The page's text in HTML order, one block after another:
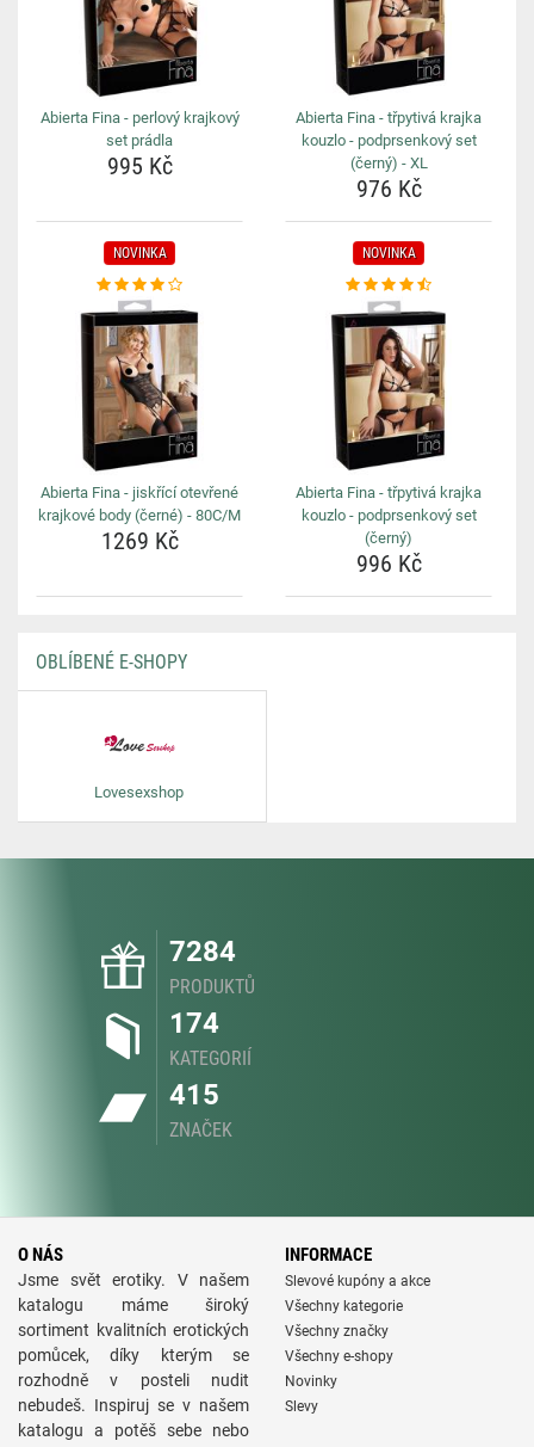
Abierta Fina - perlový krajkový
set prádla
995 Kč
Abierta Fina - třpytivá krajka
kouzlo - podprsenkový set
(černý) - XL
976 Kč
NOVINKA
Abierta Fina - jiskřící otevřené
krajkové body (černé) - 80C/M
1269 Kč
NOVINKA
Abierta Fina - třpytivá krajka
kouzlo - podprsenkový set
(černý)
996 Kč
OBLÍBENÉ E-SHOPY
Lovesexshop
7284
PRODUKTŮ
174
KATEGORIÍ
415
ZNAČEK
O NÁS
Jsme svět erotiky. V našem
katalogu máme široký
sortiment kvalitních erotických
pomůcek, díky kterým se
rozhodně v posteli nudit
nebudeš. Inspiruj se v našem
katalogu a potěš sebe nebo
INFORMACE
Slevové kupóny a akce
Všechny kategorie
Všechny značky
Všechny e-shopy
Novinky
Slevy